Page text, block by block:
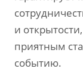
и
приятным
событию.